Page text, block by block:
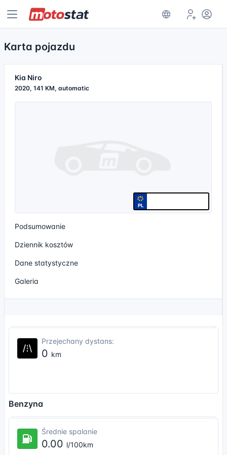
Karta pojazdu
Kia Niro
2020, 141 KM, automatic
PL
Podsumowanie
Dziennik kosztów
Dane statystyczne
Galeria
Przejechany dystans:
0 km
Benzyna
Średnie spalanie
0.00 l/100km